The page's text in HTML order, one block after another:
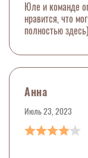
Юле и команде
нравится, что
полностью
Анна
Июль 23, 2023